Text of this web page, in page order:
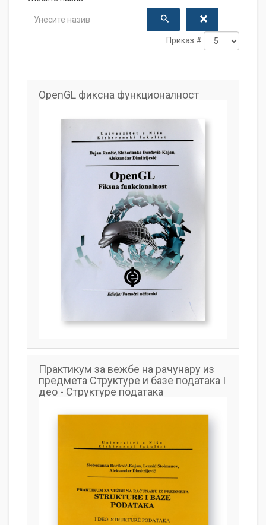
Приказ #
OpenGL фиксна функционалност
Практикум за вежбе на рачунару из
предмета Структуре и базе података I
део - Структуре података